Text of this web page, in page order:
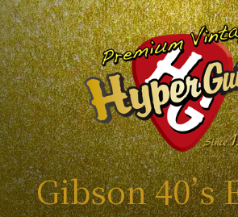
Gibson 40’s